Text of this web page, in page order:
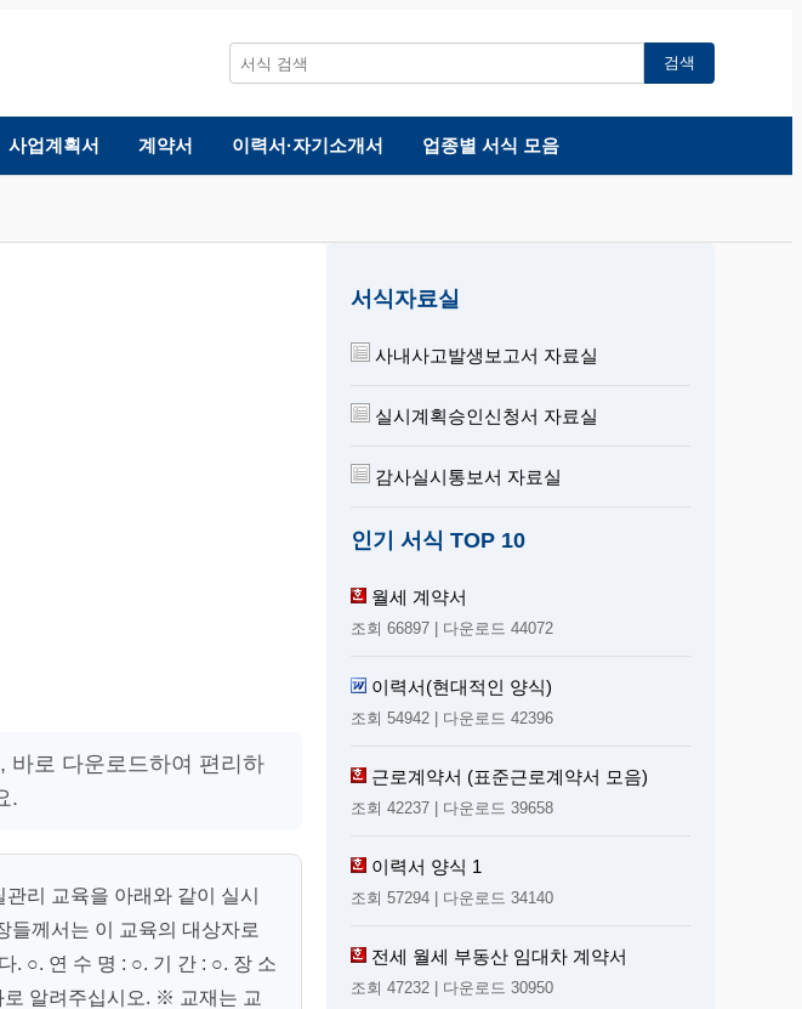
검색
사업계획서 계약서 이력서·자기소개서 업종별 서식 모음
바로 다운로드하여 편리하
.
리 교육을 아래와 같이 실시
들께서는 이 교육의 대상자로
. ○. 연 수 명 : ○. 기 간 : ○. 장 소
로 알려주십시오. ※ 교재는 교
서식자료실
사내사고발생보고서 자료실
실시계획승인신청서 자료실
감사실시통보서 자료실
인기 서식 TOP 10
월세 계약서
조회 66897 | 다운로드 44072
이력서(현대적인 양식)
조회 54942 | 다운로드 42396
근로계약서 (표준근로계약서 모음)
조회 42237 | 다운로드 39658
이력서 양식 1
조회 57294 | 다운로드 34140
전세 월세 부동산 임대차 계약서
조회 47232 | 다운로드 30950